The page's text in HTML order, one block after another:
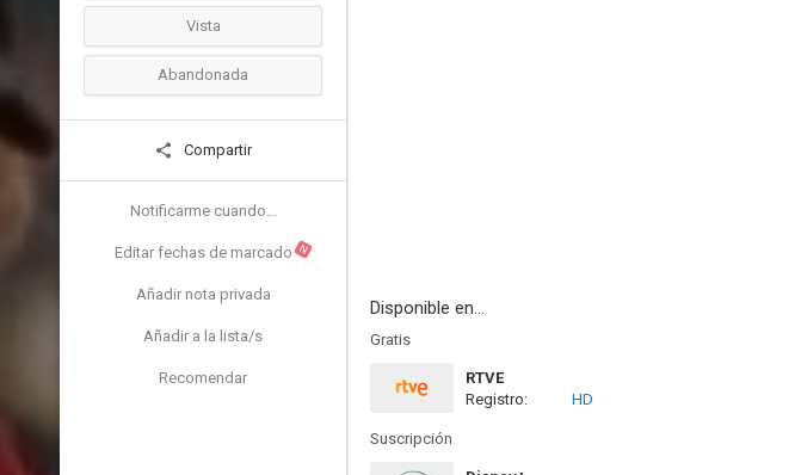
Vista
Abandonada
Compartir
Notificarme cuando...
Editar fechas de marcado N
Añadir nota privada
Añadir a la lista/s
Recomendar
Disponible en...
Gratis
RTVE
Registro:
HD
Suscripción